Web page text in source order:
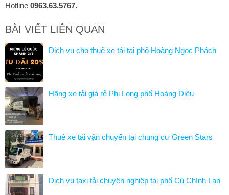
Hotline 0963.63.5767.
BÀI VIẾT LIÊN QUAN
Dịch vụ cho thuê xe tải tại phố Hoàng Ngọc Phách
Hãng xe tải giá rẻ Phi Long phố Hoàng Diệu
Thuê xe tải vận chuyển tại chung cư Green Stars
Dịch vụ taxi tải chuyên nghiệp tại phố Cù Chính Lan